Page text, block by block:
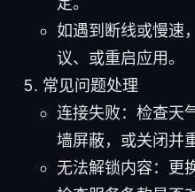
如遇到断线或慢速
议、或重启应用。
常见问题处理
连接失败：检查天
墙屏蔽，或关闭并
无法解锁内容：更